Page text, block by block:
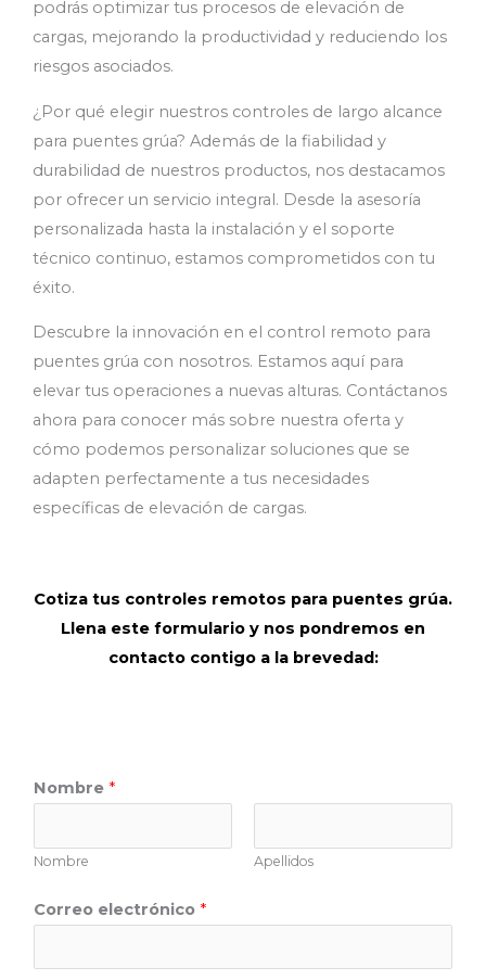
podrás optimizar tus procesos de elevación de
cargas, mejorando la productividad y reduciendo los
riesgos asociados.
¿Por qué elegir nuestros controles de largo alcance
para puentes grúa? Además de la fiabilidad y
durabilidad de nuestros productos, nos destacamos
por ofrecer un servicio integral. Desde la asesoría
personalizada hasta la instalación y el soporte
técnico continuo, estamos comprometidos con tu
éxito.
Descubre la innovación en el control remoto para
puentes grúa con nosotros. Estamos aquí para
elevar tus operaciones a nuevas alturas. Contáctanos
ahora para conocer más sobre nuestra oferta y
cómo podemos personalizar soluciones que se
adapten perfectamente a tus necesidades
específicas de elevación de cargas.
Cotiza tus controles remotos para puentes grúa.
Llena este formulario y nos pondremos en
contacto contigo a la brevedad:
Nombre *
Nombre Apellidos
Correo electrónico *